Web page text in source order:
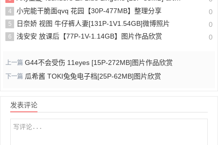
4 小完能干脆面qvq 花园【30P-477MB】整理分享 0
5 日奈娇 视图 牛仔裤人妻[131P-1V1.54GB]微博照片 0
6 浅安安 放课后【77P-1V-1.14GB】图片作品欣赏 0
上一篇 G44不会受伤 11eyes [15P-272MB]图片作品欣赏
下一篇 瓜希酱 TOKI兔兔电子档[25P-62MB]图片欣赏
发表评论